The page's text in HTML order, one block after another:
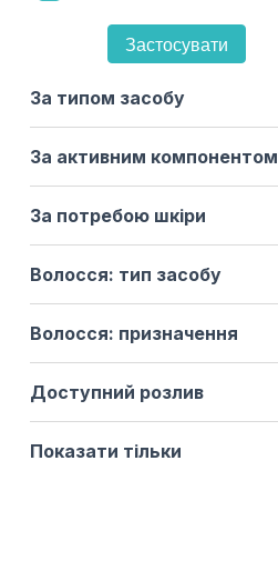
Застосувати
За типом засобу
За активним компонентом
За потребою шкіри
Волосся: тип засобу
Волосся: призначення
Доступний розлив
Показати тільки